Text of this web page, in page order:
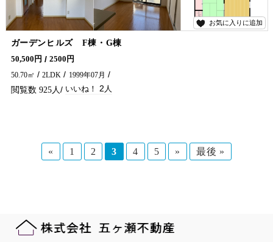
お気に入りに追加
ガーデンヒルズ F棟・G棟
アパート横には公園があり、お子様の遊び場やお散歩コースにも便利な住環境です。 人気のカウンターキッチンを備えた2LDKで、ご家族との会話を楽しみながらお料理ができます♪ 津波浸水想定区域外の立地で、安心して暮らしたい方にもおすすめ。 ファミリーや新婚さんにぴったりのお部屋です！ 延岡市のアパート・マンションのことなら五ヶ瀬不動産へお問合せください✨
50,500円
2500円
50.70㎡
2LDK 1999年07月
925 2
« 1 2 3 4 5 » 最後 »